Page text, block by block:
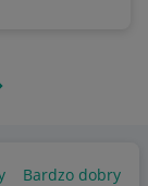
strona
Bardzo dobry